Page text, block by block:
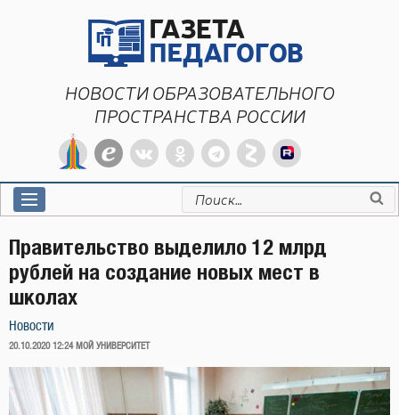
НОВОСТИ ОБРАЗОВАТЕЛЬНОГО
ПРОСТРАНСТВА РОССИИ
Искать:
Правительство выделило 12 млрд
рублей на создание новых мест в
школах
Новости
ОПУБЛИКОВАНО
20.10.2020 12:24 МОЙ УНИВЕРСИТЕТ